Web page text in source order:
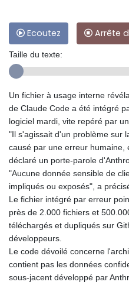
Ecoutez Arrête
Taille du texte:
Un fichier à usage interne
de Claude Code a été intégré
logiciel mardi, vite repéré par
"Il s'agissait d'un problème sur
causé par une erreur humaine,
déclaré un porte-parole
"Aucune donnée sensible de
impliqués ou exposés", a
Le fichier intégré par erreur
près de 2.000 fichiers et
téléchargés et dupliqués sur
développeurs.
Le code dévoilé concerne
contient pas les données
sous-jacent développé par